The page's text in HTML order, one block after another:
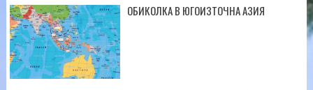
ОБИКОЛКА В ЮГОИЗТОЧНА АЗИЯ